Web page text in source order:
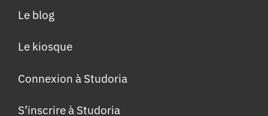
Le blog
Le kiosque
Connexion à Studoria
S’inscrire à Studoria